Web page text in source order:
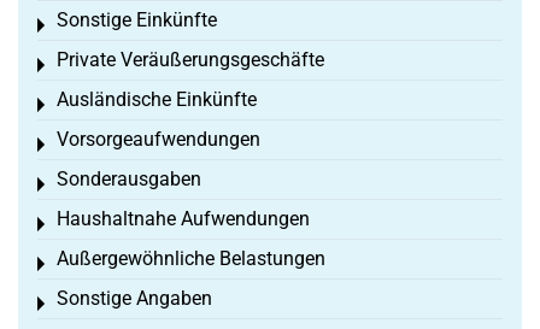
Sonstige Einkünfte
Toggle menu
Private Veräußerungsgeschäfte
Toggle menu
Ausländische Einkünfte
Toggle menu
Vorsorgeaufwendungen
Toggle menu
Sonderausgaben
Toggle menu
Haushaltnahe Aufwendungen
Toggle menu
Außergewöhnliche Belastungen
Toggle menu
Sonstige Angaben
Toggle menu